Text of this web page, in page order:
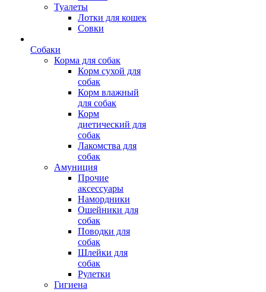
Туалеты
Лотки для кошек
Совки
Собаки
Корма для собак
Корм сухой для
собак
Корм влажный
для собак
Корм
диетический для
собак
Лакомства для
собак
Амуниция
Прочие
аксессуары
Намордники
Ошейники для
собак
Поводки для
собак
Шлейки для
собак
Рулетки
Гигиена